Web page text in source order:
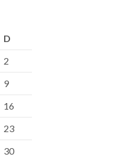
D
2
9
16
23
30